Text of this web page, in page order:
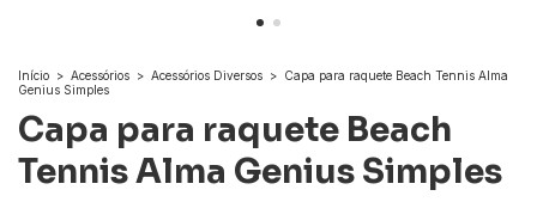
Início > Acessórios > Acessórios Diversos > Capa para raquete Beach Tennis Alma
Genius Simples
Capa para raquete Beach
Tennis Alma Genius Simples